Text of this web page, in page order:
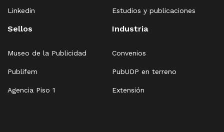
Linkedin Estudios y publicaciones
Sellos
Museo de la Publicidad
Publifem
Agencia Piso 1
Industria
Convenios
PubUDP en terreno
Extensión